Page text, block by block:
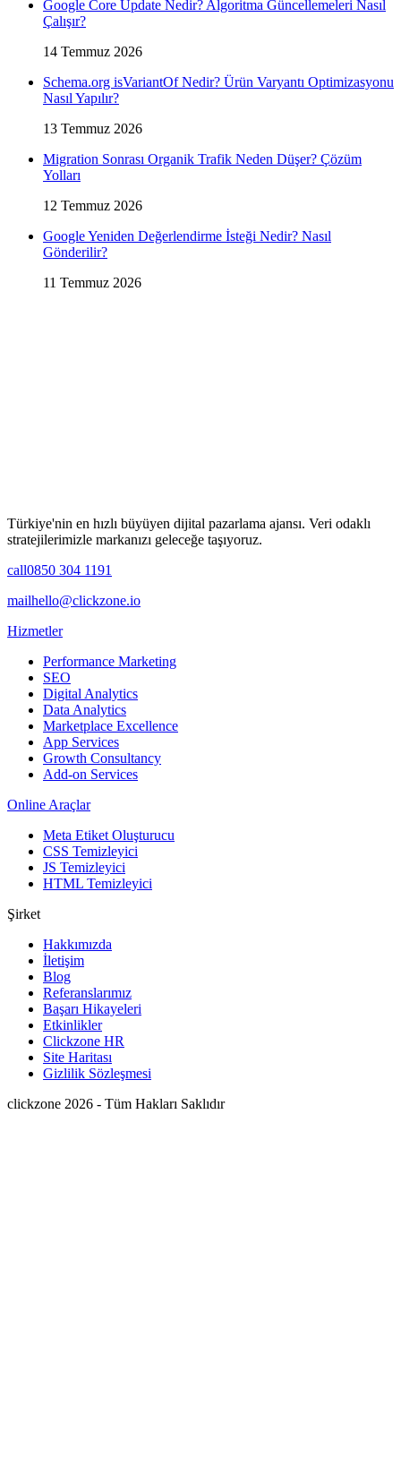
Google Core Update Nedir? Algoritma Güncellemeleri Nasıl
Çalışır?
14 Temmuz 2026
Schema.org isVariantOf Nedir? Ürün Varyantı Optimizasyonu
Nasıl Yapılır?
13 Temmuz 2026
Migration Sonrası Organik Trafik Neden Düşer? Çözüm
Yolları
12 Temmuz 2026
Google Yeniden Değerlendirme İsteği Nedir? Nasıl
Gönderilir?
11 Temmuz 2026
Türkiye'nin en hızlı büyüyen dijital pazarlama ajansı. Veri odaklı
stratejilerimizle markanızı geleceğe taşıyoruz.
call0850 304 1191
mailhello@clickzone.io
Hizmetler
Performance Marketing
SEO
Digital Analytics
Data Analytics
Marketplace Excellence
App Services
Growth Consultancy
Add-on Services
Online Araçlar
Meta Etiket Oluşturucu
CSS Temizleyici
JS Temizleyici
HTML Temizleyici
Şirket
Hakkımızda
İletişim
Blog
Referanslarımız
Başarı Hikayeleri
Etkinlikler
Clickzone HR
Site Haritası
Gizlilik Sözleşmesi
clickzone 2026 - Tüm Hakları Saklıdır